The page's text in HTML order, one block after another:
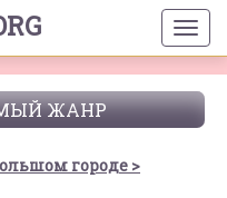
ЖАНР
городе